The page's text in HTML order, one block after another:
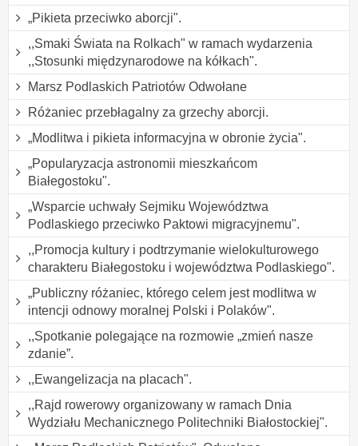
„Pikieta przeciwko aborcji".
,,Smaki Świata na Rolkach" w ramach wydarzenia
,,Stosunki międzynarodowe na kółkach".
Marsz Podlaskich Patriotów Odwołane
Różaniec przebłagalny za grzechy aborcji.
„Modlitwa i pikieta informacyjna w obronie życia".
„Popularyzacja astronomii mieszkańcom
Białegostoku".
„Wsparcie uchwały Sejmiku Województwa
Podlaskiego przeciwko Paktowi migracyjnemu".
,,Promocja kultury i podtrzymanie wielokulturowego
charakteru Białegostoku i województwa Podlaskiego".
„Publiczny różaniec, którego celem jest modlitwa w
intencji odnowy moralnej Polski i Polaków".
,,Spotkanie polegające na rozmowie „zmień nasze
zdanie”.
,,Ewangelizacja na placach".
,,Rajd rowerowy organizowany w ramach Dnia
Wydziału Mechanicznego Politechniki Białostockiej".